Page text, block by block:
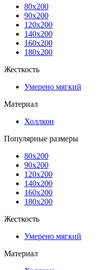
80x200
90x200
120x200
140x200
160x200
180x200
Жесткость
Умерено мягкий
Материал
Холлкон
Популярные размеры
80x200
90x200
120x200
140x200
160x200
180x200
Жесткость
Умерено мягкий
Материал